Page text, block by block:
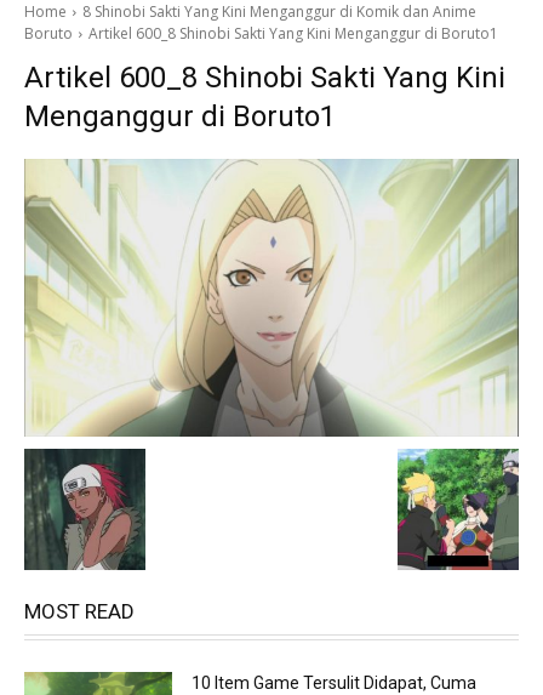
Home
8 Shinobi Sakti Yang Kini Menganggur di Komik dan Anime
Boruto
Artikel 600_8 Shinobi Sakti Yang Kini Menganggur di Boruto1
Artikel 600_8 Shinobi Sakti Yang Kini
Menganggur di Boruto1
MOST READ
10 Item Game Tersulit Didapat, Cuma